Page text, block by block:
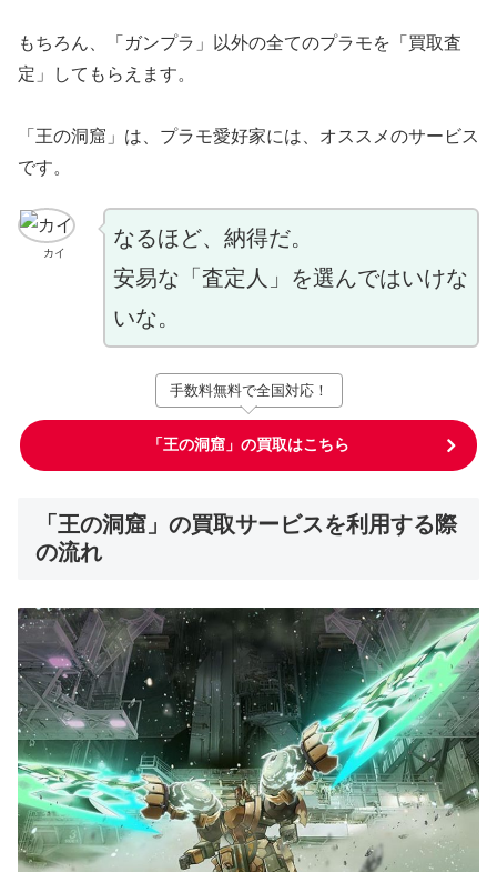
もちろん、「ガンプラ」以外の全てのプラモを「買取査
定」してもらえます。
「王の洞窟」は、プラモ愛好家には、オススメのサービス
です。
カイ
なるほど、納得だ。
安易な「査定人」を選んではいけな
いな。
手数料無料で全国対応！
「王の洞窟」の買取はこちら
「王の洞窟」の買取サービスを利用する際
の流れ